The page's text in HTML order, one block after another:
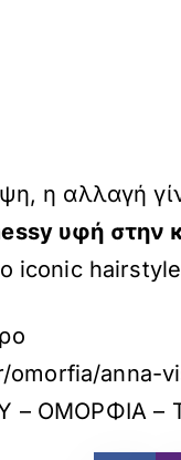
η αλλαγή
υφή στην
iconic
omorfia/anna-
– ΟΜΟΡΦΙΑ –